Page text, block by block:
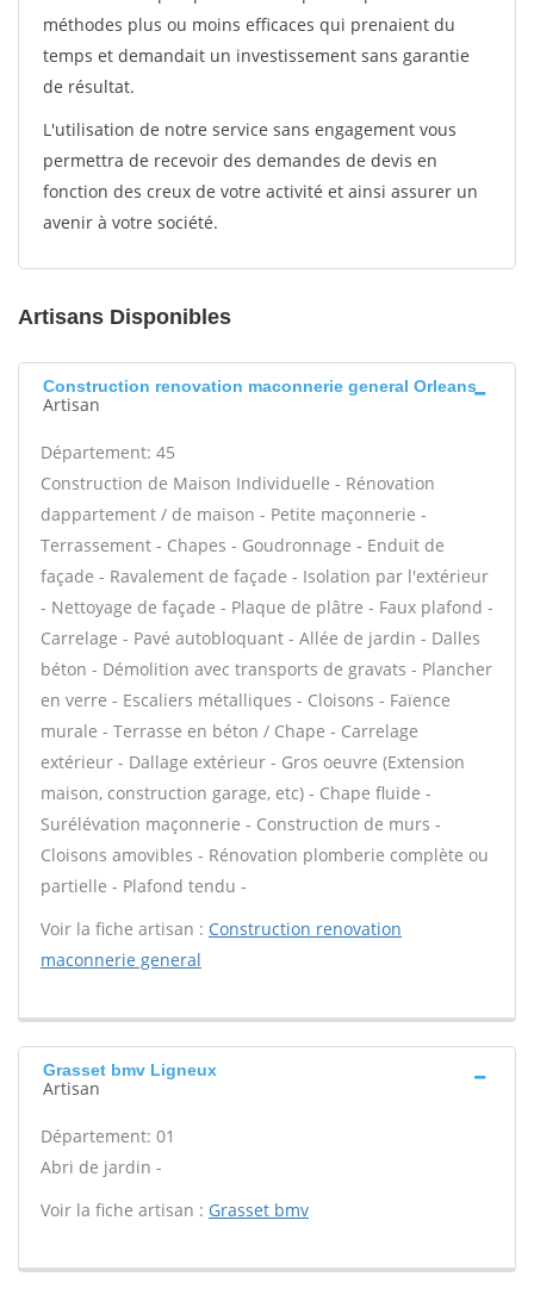
méthodes plus ou moins efficaces qui prenaient du
temps et demandait un investissement sans garantie
de résultat.
L'utilisation de notre service sans engagement vous
permettra de recevoir des demandes de devis en
fonction des creux de votre activité et ainsi assurer un
avenir à votre société.
Artisans Disponibles
Construction renovation maconnerie general Orleans
Artisan
Département: 45
Construction de Maison Individuelle - Rénovation
dappartement / de maison - Petite maçonnerie -
Terrassement - Chapes - Goudronnage - Enduit de
façade - Ravalement de façade - Isolation par l'extérieur
- Nettoyage de façade - Plaque de plâtre - Faux plafond -
Carrelage - Pavé autobloquant - Allée de jardin - Dalles
béton - Démolition avec transports de gravats - Plancher
en verre - Escaliers métalliques - Cloisons - Faïence
murale - Terrasse en béton / Chape - Carrelage
extérieur - Dallage extérieur - Gros oeuvre (Extension
maison, construction garage, etc) - Chape fluide -
Surélévation maçonnerie - Construction de murs -
Cloisons amovibles - Rénovation plomberie complète ou
partielle - Plafond tendu -
Voir la fiche artisan : Construction renovation
maconnerie general
Grasset bmv Ligneux
Artisan
Département: 01
Abri de jardin -
Voir la fiche artisan : Grasset bmv